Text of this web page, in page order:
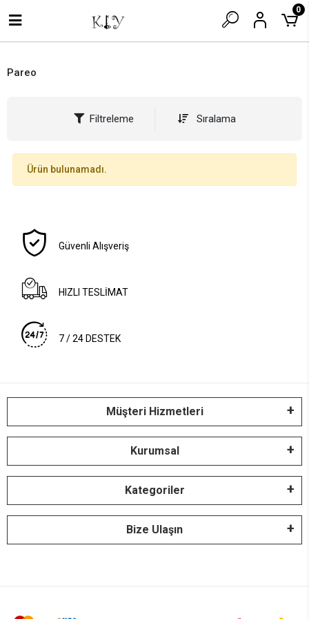
0
Pareo
Filtreleme Sıralama
Ürün bulunamadı.
Güvenli Alışveriş
HIZLI TESLİMAT
7 / 24 DESTEK
Müşteri Hizmetleri
Kurumsal
Kategoriler
Bize Ulaşın